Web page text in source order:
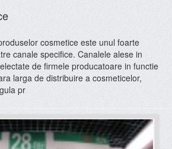
cosmetice este unul foarte
canale specifice. Canalele alese in
de firmele producatoare in functie
larga de distribuire a cosmeticelor,
pr